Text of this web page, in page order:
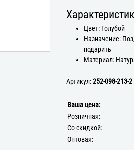
Цвет: Голубой
Назначение:
подарить
Материал:
Артикул:252-098-213-2
Ваша цена:
Розничная:
Со скидкой:
Оптовая: